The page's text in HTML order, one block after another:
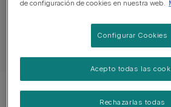
Ver todos los consejos para
Mostrando 1 de 13 artículos
de configuración de cookies en nuestra web.
Configurar Cookies
Rechazarlas todas
Acepto todas las